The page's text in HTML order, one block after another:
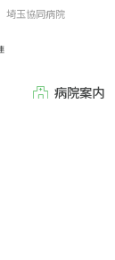
埼玉協同病院
病院案内